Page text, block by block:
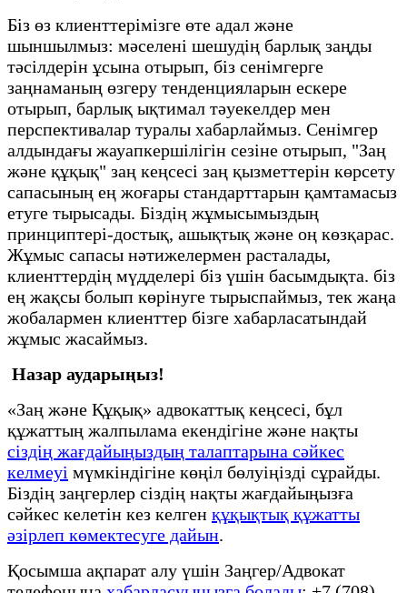
Біз өз клиенттерімізге өте адал және
шыншылмыз: мәселені шешудің барлық заңды
тәсілдерін ұсына отырып, біз сенімгерге
заңнаманың өзгеру тенденцияларын ескере
отырып, барлық ықтимал тәуекелдер мен
перспективалар туралы хабарлаймыз. Сенімгер
алдындағы жауапкершілігін сезіне отырып, "Заң
және құқық" заң кеңсесі заң қызметтерін көрсету
сапасының ең жоғары стандарттарын қамтамасыз
етуге тырысады. Біздің жұмысымыздың
принциптері-достық, ашықтық және оң көзқарас.
Жұмыс сапасы нәтижелермен расталады,
клиенттердің мүдделері біз үшін басымдықта. біз
ең жақсы болып көрінуге тырыспаймыз, тек жаңа
жобалармен клиенттер бізге хабарласатындай
жұмыс жасаймыз.
Назар аударыңыз!
«Заң және Құқық» адвокаттық кеңсесі, бұл
құжаттың жалпылама екендігіне және нақты
сіздің жағдайыңыздың талаптарына сәйкес
келмеуі мүмкіндігіне көңіл бөлуіңізді сұрайды.
Біздің заңгерлер сіздің нақты жағдайыңызға
сәйкес келетін кез келген құқықтық құжатты
әзірлеп көмектесуге дайын.
Қосымша ақпарат алу үшін Заңгер/Адвокат